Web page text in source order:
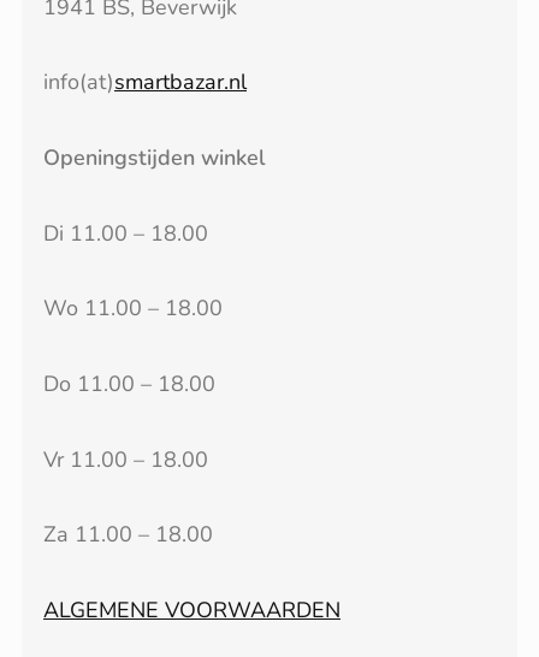
1941 BS, Beverwijk
info(at)smartbazar.nl
Openingstijden winkel
Di 11.00 – 18.00
Wo 11.00 – 18.00
Do 11.00 – 18.00
Vr 11.00 – 18.00
Za 11.00 – 18.00
ALGEMENE VOORWAARDEN